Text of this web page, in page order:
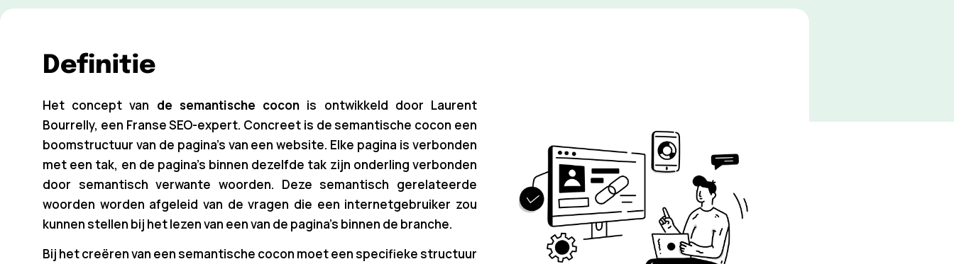
Definitie
Het concept van de semantische cocon is ontwikkeld door Laurent
Bourrelly, een Franse SEO-expert. Concreet is de semantische cocon een
boomstructuur van de pagina’s van een website. Elke pagina is verbonden
met een tak, en de pagina’s binnen dezelfde tak zijn onderling verbonden
door semantisch verwante woorden. Deze semantisch gerelateerde
woorden worden afgeleid van de vragen die een internetgebruiker zou
kunnen stellen bij het lezen van een van de pagina’s binnen de branche.
Bij het creëren van een semantische cocon moet een specifieke structuur